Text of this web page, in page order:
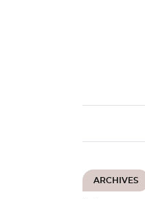
ARCHIVES